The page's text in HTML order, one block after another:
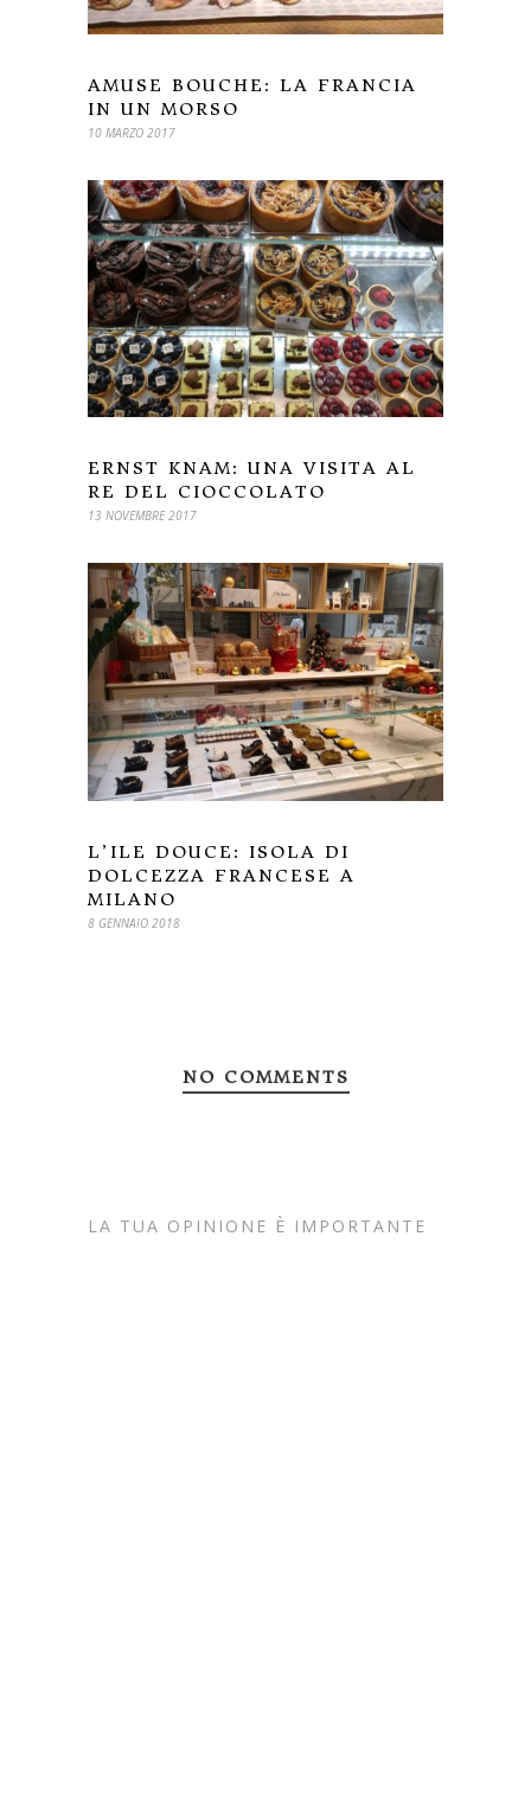
AMUSE BOUCHE: LA FRANCIA
IN UN MORSO
10 MARZO 2017
ERNST KNAM: UNA VISITA AL
RE DEL CIOCCOLATO
13 NOVEMBRE 2017
L’ILE DOUCE: ISOLA DI
DOLCEZZA FRANCESE A
MILANO
8 GENNAIO 2018
NO COMMENTS
LA TUA OPINIONE È IMPORTANTE